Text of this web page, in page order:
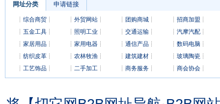
网址分类 申请链接
┊ 综合商贸 ┊ ┊ 外贸网站 ┊ ┊ 团购商城 ┊ ┊ 招商加盟 ┊
┊ 五金工具 ┊ ┊ 照明工业 ┊ ┊ 交通运输 ┊ ┊ 汽摩汽配┊
┊ 家居用品 ┊ ┊ 家用电器 ┊ ┊ 通信产品 ┊ ┊ 数码电脑 ┊
┊ 纺织皮革 ┊ ┊ 农林牧渔 ┊ ┊ 建筑建材 ┊ ┊ 玻璃陶瓷┊
┊ 工艺饰品 ┊ ┊ 二手加工 ┊ ┊ 商务服务 ┊ ┊ 商会协会┊